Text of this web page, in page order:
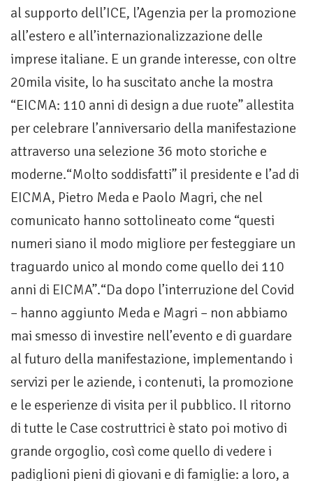
al supporto dell’ICE, l’Agenzia per la promozione
all’estero e all’internazionalizzazione delle
imprese italiane. E un grande interesse, con oltre
20mila visite, lo ha suscitato anche la mostra
“EICMA: 110 anni di design a due ruote” allestita
per celebrare l’anniversario della manifestazione
attraverso una selezione 36 moto storiche e
moderne.“Molto soddisfatti” il presidente e l’ad di
EICMA, Pietro Meda e Paolo Magri, che nel
comunicato hanno sottolineato come “questi
numeri siano il modo migliore per festeggiare un
traguardo unico al mondo come quello dei 110
anni di EICMA”.“Da dopo l’interruzione del Covid
– hanno aggiunto Meda e Magri – non abbiamo
mai smesso di investire nell’evento e di guardare
al futuro della manifestazione, implementando i
servizi per le aziende, i contenuti, la promozione
e le esperienze di visita per il pubblico. Il ritorno
di tutte le Case costruttrici è stato poi motivo di
grande orgoglio, così come quello di vedere i
padiglioni pieni di giovani e di famiglie: a loro, a